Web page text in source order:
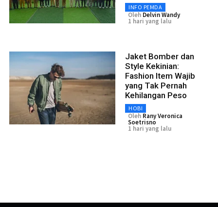
INFO PEMDA
Oleh Delvin Wandy
1 hari yang lalu
Jaket Bomber dan
Style Kekinian:
Fashion Item Wajib
yang Tak Pernah
Kehilangan Peso
HOBI
Oleh Rany Veronica
Soetrisno
1 hari yang lalu